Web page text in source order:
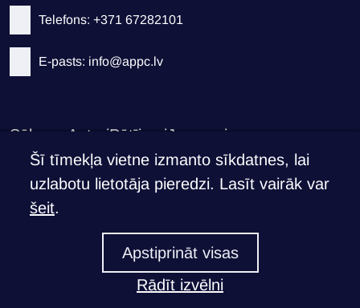
Telefons: +371 67282101
E-pasts: info@appc.lv
Sākums AutoriPētījumiJaunumi
Privātuma politika
Atbalsti APPC
Ja Tev ir svarīgi, ko mēs darām
Šī tīmekļa vietne izmanto sīkdatnes, lai
uzlabotu lietotāja pieredzi. Lasīt vairāk var
šeit.
Apstiprināt visas
Rādīt izvēlni